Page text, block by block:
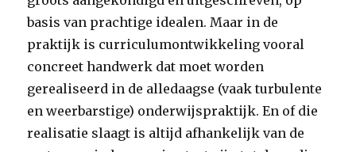
basis van prachtige idealen. Maar in de
praktijk is curriculumontwikkeling vooral
concreet handwerk dat moet worden
gerealiseerd in de alledaagse (vaak turbulente
en weerbarstige) onderwijspraktijk. En of die
realisatie slaagt is altijd afhankelijk van de